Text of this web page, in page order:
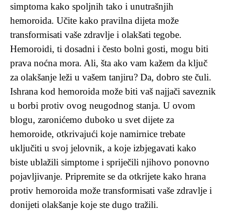
simptoma kako spoljnih tako i unutrašnjih
hemoroida. Učite kako pravilna dijeta može
transformisati vaše zdravlje i olakšati tegobe.
Hemoroidi, ti dosadni i često bolni gosti, mogu biti
prava noćna mora. Ali, šta ako vam kažem da ključ
za olakšanje leži u vašem tanjiru? Da, dobro ste čuli.
Ishrana kod hemoroida može biti vaš najjači saveznik
u borbi protiv ovog neugodnog stanja. U ovom
blogu, zaronićemo duboko u svet dijete za
hemoroide, otkrivajući koje namirnice trebate
uključiti u svoj jelovnik, a koje izbjegavati kako
biste ublažili simptome i spriječili njihovo ponovno
pojavljivanje. Pripremite se da otkrijete kako hrana
protiv hemoroida može transformisati vaše zdravlje i
donijeti olakšanje koje ste dugo tražili.